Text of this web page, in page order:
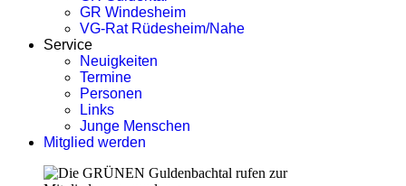
GR Windesheim
VG-Rat Rüdesheim/Nahe
Service
Neuigkeiten
Termine
Personen
Links
Junge Menschen
Mitglied werden